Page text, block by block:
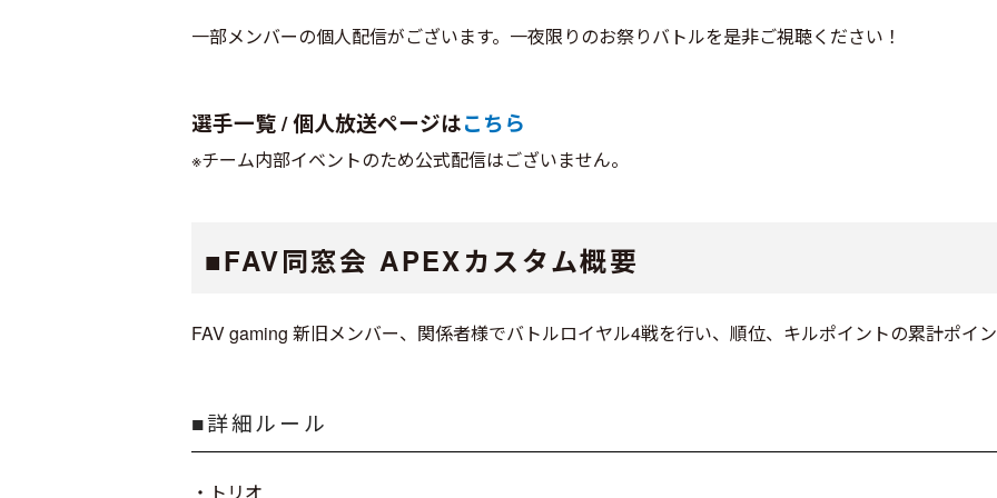
一部メンバーの個人配信がございます。一夜限りのお祭りバトルを是非ご視聴ください！
選手一覧 / 個人放送ページはこちら
※チーム内部イベントのため公式配信はございません。
■FAV同窓会 APEXカスタム概要
FAV gaming 新旧メンバー、関係者様でバトルロイヤル4戦を行い、順位、キルポイントの累計ポイン
■詳細ルール
・トリオ